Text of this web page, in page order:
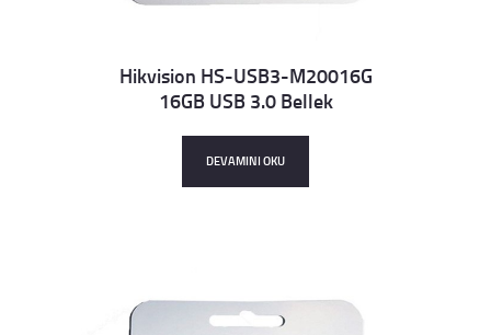
Details
Hikvision HS-USB3-M20016G
16GB USB 3.0 Bellek
DEVAMINI OKU